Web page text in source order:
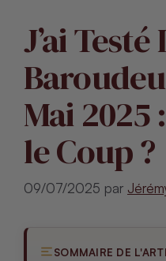
J’ai
Mai 2025
le Coup ?
09/07/2025 par
SOMMAIRE DE